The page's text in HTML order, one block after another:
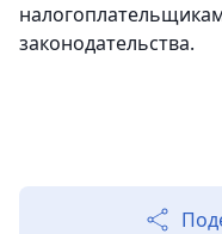
законодательства.